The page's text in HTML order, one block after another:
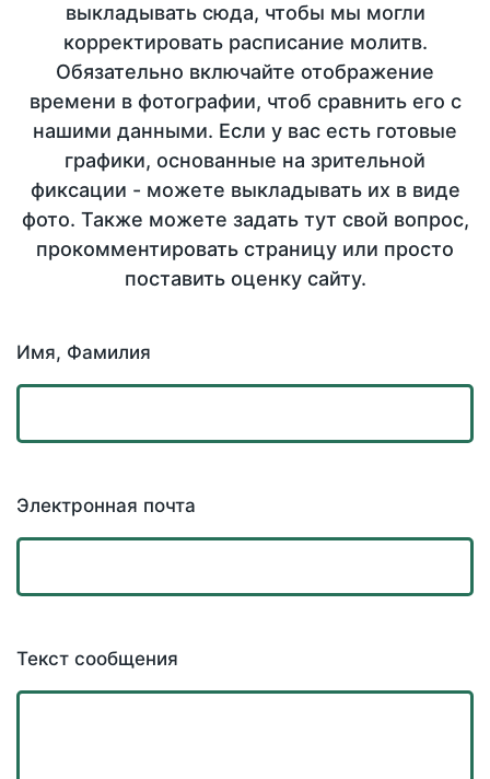
выкладывать сюда, чтобы мы могли
корректировать расписание молитв.
Обязательно включайте отображение
времени в фотографии, чтоб сравнить его с
нашими данными. Если у вас есть готовые
графики, основанные на зрительной
фиксации - можете выкладывать их в виде
фото. Также можете задать тут свой вопрос,
прокомментировать страницу или просто
поставить оценку сайту.
Имя, Фамилия
Электронная почта
Текст сообщения